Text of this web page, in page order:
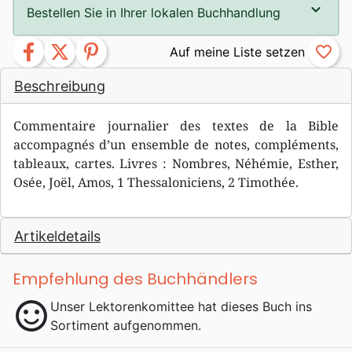
Beschreibung
Commentaire journalier des textes de la Bible
accompagnés d’un ensemble de notes, compléments,
tableaux, cartes. Livres : Nombres, Néhémie, Esther,
Osée, Joël, Amos, 1 Thessaloniciens, 2 Timothée.
Artikeldetails
Empfehlung des Buchhändlers
sentiment_satisfied Unser Lektorenkomittee hat dieses Buch ins
Sortiment aufgenommen.
Bestellen Sie in Ihrer lokalen Buchhandlung
facebook twitter pinterest favorite_border